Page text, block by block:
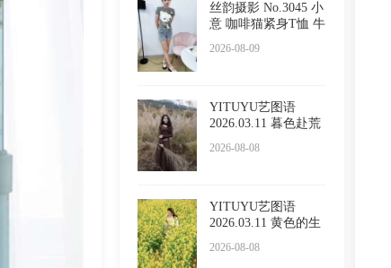
丝韵摄影 No.3045 小
意 咖啡猫紧身T恤 牛
2026-08-09
YITUYU艺图语
2026.03.11 暮色赴荒
2026-08-08
YITUYU艺图语
2026.03.11 黄色的生
2026-08-08